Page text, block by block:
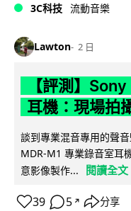
3C科技 流動音樂
Lawton 2 日
【評測】
耳機：現場拍
談到專業混音專用的聲
MDR-M1 專業錄音室耳
意影像製作...
閱讀全文
39 5 ↗ 分享